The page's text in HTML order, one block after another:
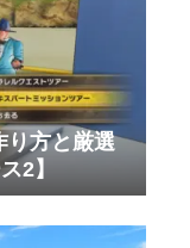
り方と厳選
2】